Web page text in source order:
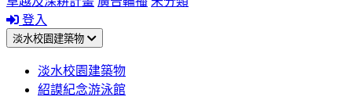
登入
淡水校園建築物
淡水校園建築物
紹謨紀念游泳館